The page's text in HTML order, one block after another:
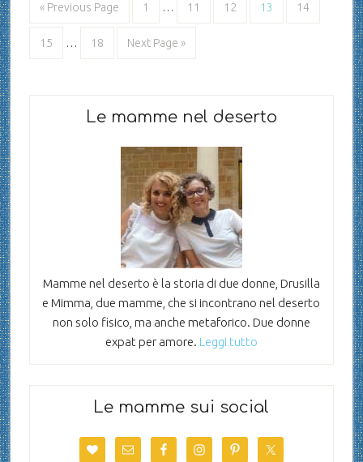
« Previous Page 1 … 11 12 13 14
15 … 18 Next Page »
Le mamme nel deserto
Mamme nel deserto è la storia di due donne, Drusilla
e Mimma, due mamme, che si incontrano nel deserto
non solo fisico, ma anche metaforico. Due donne
expat per amore. Leggi tutto
Le mamme sui social